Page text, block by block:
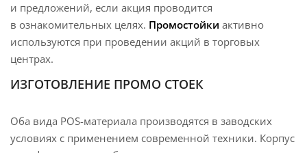
и предложений, если акция проводится
в ознакомительных целях. Промостойки активно
используются при проведении акций в торговых
центрах.
ИЗГОТОВЛЕНИЕ ПРОМО СТОЕК
Оба вида POS-материала производятся в заводских
условиях с применением современной техники. Корпус